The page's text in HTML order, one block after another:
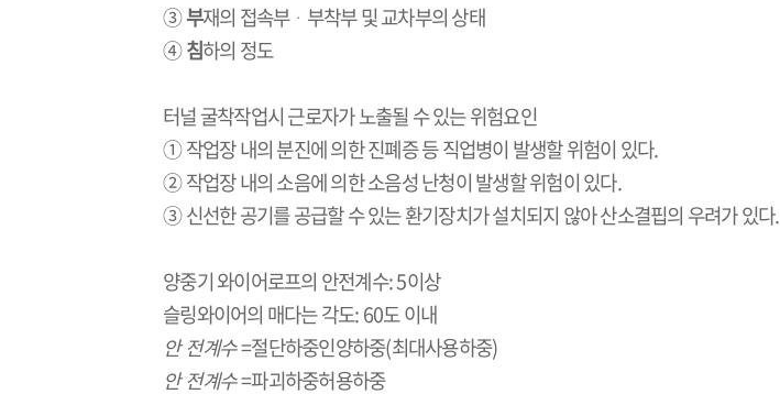
③부재의 접속부ᆞ부착부 및 교차부의 상태
④침하의 정도
터널 굴착작업시 근로자가 노출될 수 있는 위험요인
① 작업장 내의 분진에 의한 진폐증 등 직업병이 발생할 위험이 있다.
② 작업장 내의 소음에 의한 소음성 난청이 발생할 위험이 있다.
③ 신선한 공기를 공급할 수 있는 환기장치가 설치되지 않아 산소결핍의 우려가 있다.
양중기 와이어로프의 안전계수: 5이상
슬링와이어의 매다는 각도: 60도 이내
안 전계수=절단하중인양하중(최대사용하중)
안 전계수=파괴하중허용하중